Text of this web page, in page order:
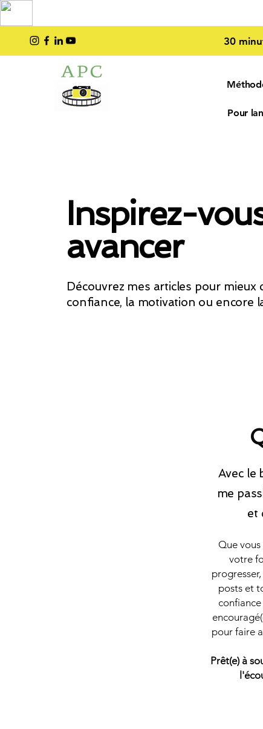
30
Pour
Inspirez-
avancer
Découvrez mes articles pour mieux
confiance, la motivation ou encore
Avec le
me
et
Que
votre
posts et
pour faire
Prêt(e) à